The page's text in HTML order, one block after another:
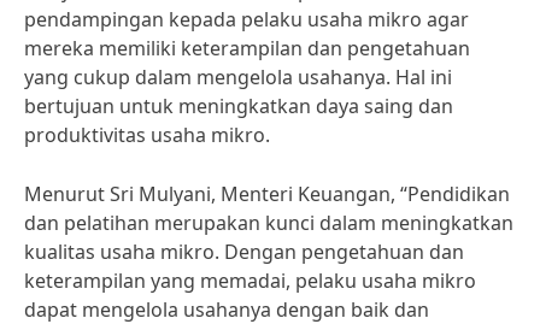
pendampingan kepada pelaku usaha mikro agar
mereka memiliki keterampilan dan pengetahuan
yang cukup dalam mengelola usahanya. Hal ini
bertujuan untuk meningkatkan daya saing dan
produktivitas usaha mikro.
Menurut Sri Mulyani, Menteri Keuangan, “Pendidikan
dan pelatihan merupakan kunci dalam meningkatkan
kualitas usaha mikro. Dengan pengetahuan dan
keterampilan yang memadai, pelaku usaha mikro
dapat mengelola usahanya dengan baik dan